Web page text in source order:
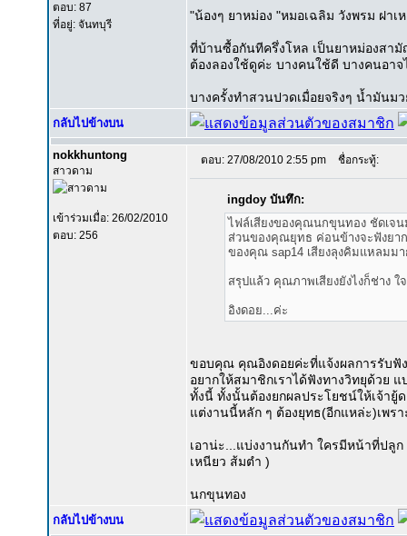
ตอบ: 87
ที่อยู่: จันทบุรี
"น้องๆ ยาหม่อง "หมอเฉลิม วังพรม ฝาเ
ที่บ้านซื้อกันทีครึ่งโหล เป็นยาหม่องสา
ต้องลองใช้ดูค่ะ บางคนใช้ดี บางคนอาจ
บางครั้งทำสวนปวดเมื่อยจริงๆ น้ำมันม
กลับไปข้างบน
nokkhuntong
สาวดาม
เข้าร่วมเมื่อ: 26/02/2010
ตอบ: 256
ตอบ: 27/08/2010 2:55 pm ชื่อกระทู้:
ingdoy บันทึก:
ไฟล์เสียงของคุณนกขุนทอง ชัดเจน
ส่วนของคุณยุทธ ค่อนข้างจะฟังยาก
ของคุณ sap14 เสียงลุงคิมแหลมม
สรุปแล้ว คุณภาพเสียงยังไงก็ช่าง
อิงดอย...ค่ะ
ขอบคุณ คุณอิงดอยค่ะที่แจ้งผลการรับฟั
อยากให้สมาชิกเราได้ฟังทางวิทยุด้วย แ
ทั้งนี้ ทั้งนั้นต้องยกผลประโยชน์ให้เจ้ายู้
แต่งานนี้หลัก ๆ ต้องยุทธ(อีกแหล่ะ)เพร
เอาน่ะ...แบ่งงานกันทำ ใครมีหน้าที่ปลู
เหนียว ส้มตำ )
นกขุนทอง
กลับไปข้างบน